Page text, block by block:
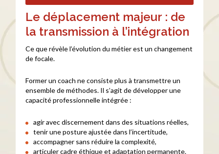
Le déplacement majeur : de
la transmission à l’intégration
Ce que révèle l’évolution du métier est un changement
de focale.
Former un coach ne consiste plus à transmettre un
ensemble de méthodes. Il s’agit de développer une
capacité professionnelle intégrée :
agir avec discernement dans des situations réelles,
tenir une posture ajustée dans l’incertitude,
accompagner sans réduire la complexité,
articuler cadre éthique et adaptation permanente.